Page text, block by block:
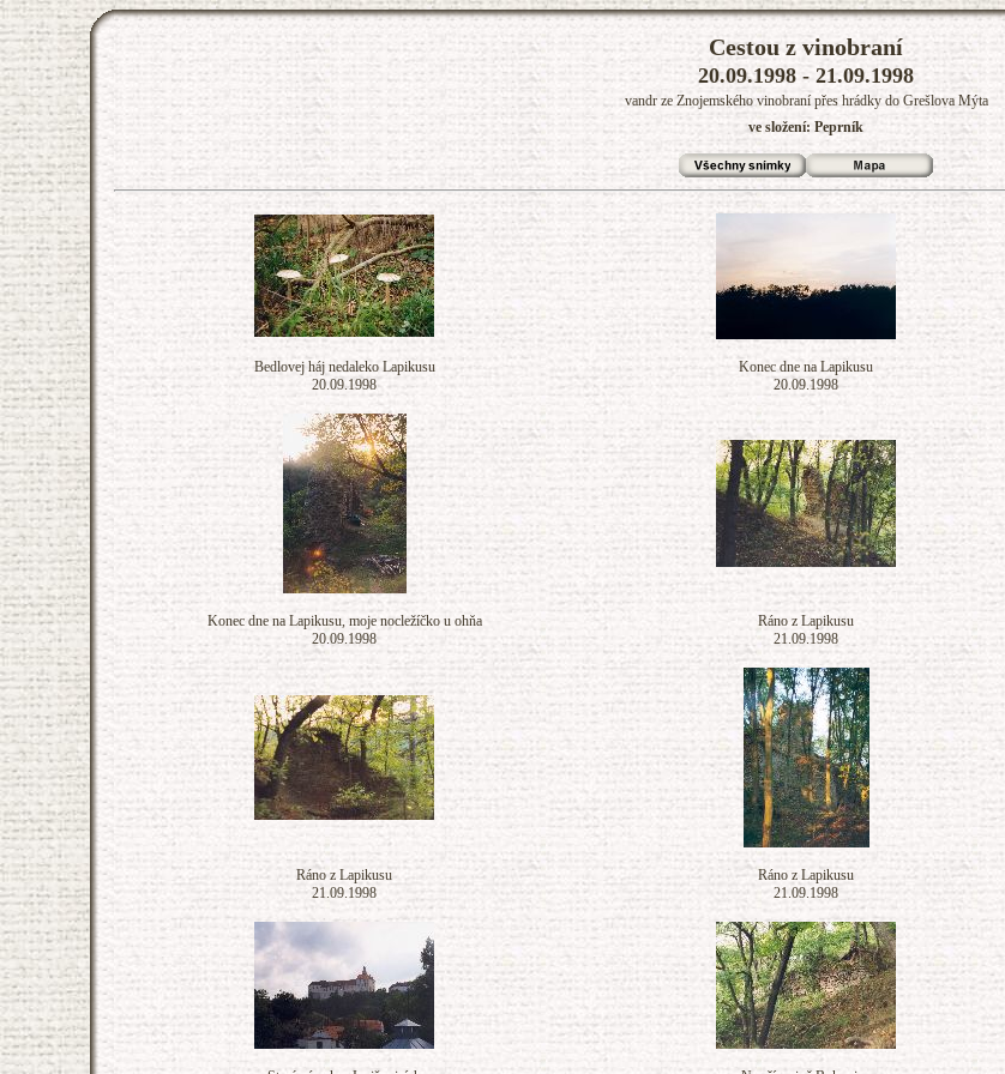
Cestou z vinobraní
20.09.1998 - 21.09.1998
vandr ze Znojemského vinobraní přes hrádky do Grešlova Mýta
ve složení: Peprník
Bedlovej háj nedaleko Lapikusu
20.09.1998
Konec dne na Lapikusu
20.09.1998
Konec dne na Lapikusu, moje nocležíčko u ohňa
20.09.1998
Ráno z Lapikusu
21.09.1998
Ráno z Lapikusu
21.09.1998
Ráno z Lapikusu
21.09.1998